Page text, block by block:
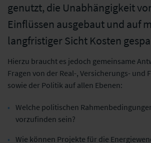
genutzt, die Unabhängigkeit
Einflüssen ausgebaut und auf
langfristiger Sicht Kosten
Hierzu braucht es jedoch gemeinsame
Fragen von der Real-, Versicherungs- und
sowie der Politik auf allen Ebenen:
Welche politischen
vorzufinden sein?
Wie können Projekte für die